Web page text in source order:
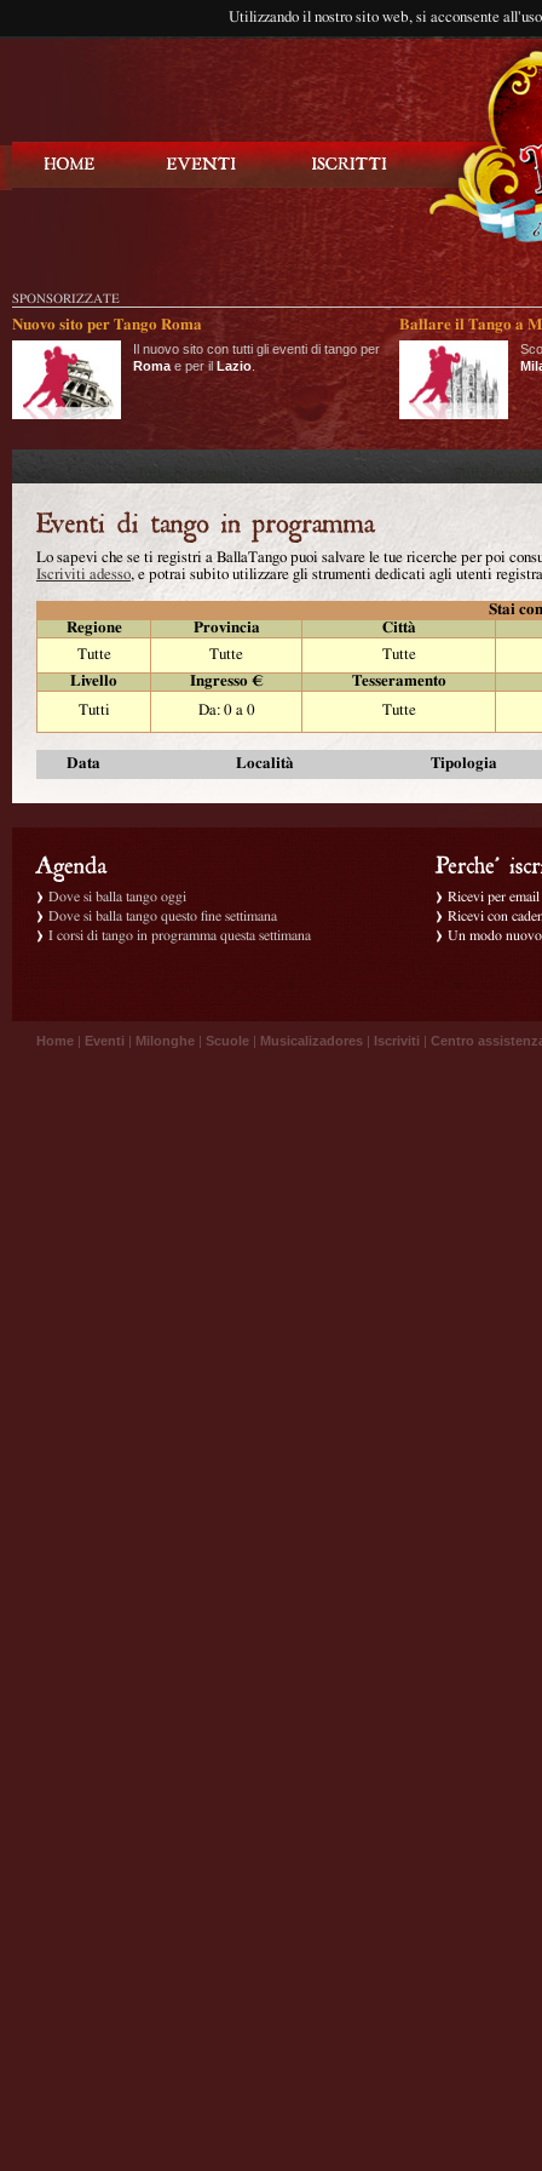
Utilizzando il nostro sito web, si acconsente
SPONSORIZZATE
Nuovo sito per Tango Roma
Il nuovo sito con tutti gli eventi di tango per
Roma e per il Lazio
Ballare il Tango a
Lo sapevi che se ti registri a BallaTango puoi salvare le tue ricerche per poi
Iscriviti adesso, e potrai subito utilizzare gli strumenti dedicati agli utenti
Stai
Regione
Provincia
Città
Tutte
Tutte
Tutte
Livello
Ingresso €
Tesseramento
Tutti
Da: 0 a 0 Tutte
Data Località Tipologia
Dove si balla tango oggi
Dove si balla tango questo fine settimana
I corsi di tango in programma questa settimana
Ricevi per
Ricevi con
Un modo
Home | Eventi | Milonghe | Scuole | Musicalizadores | Iscriviti | Centro